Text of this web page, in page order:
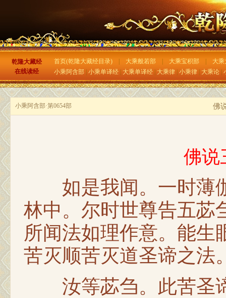
乾隆大藏经
在线读经
首页(乾隆大藏经目录) 大乘般若部 大乘宝积部
大乘
小乘阿含部 小乘单译经 大乘单译经 大乘律 小乘律 大乘论
小乘阿含部·第0654部 佛
佛说
如是我闻。一时薄
林中。尔时世尊告五苾
所闻法如理作意。能生
苦灭顺苦灭道圣谛之法
汝等苾刍。此苦圣